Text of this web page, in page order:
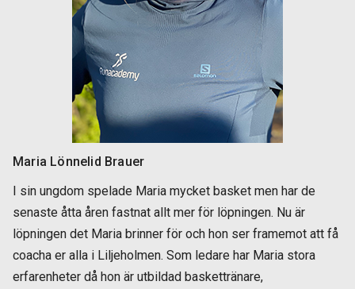
Maria Lönnelid Brauer
I sin ungdom spelade Maria mycket basket men har de
senaste åtta åren fastnat allt mer för löpningen. Nu är
löpningen det Maria brinner för och hon ser framemot att få
coacha er alla i Liljeholmen. Som ledare har Maria stora
erfarenheter då hon är utbildad baskettränare,